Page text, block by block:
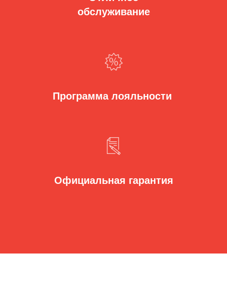
обслуживание
Программа лояльности
Официальная гарантия